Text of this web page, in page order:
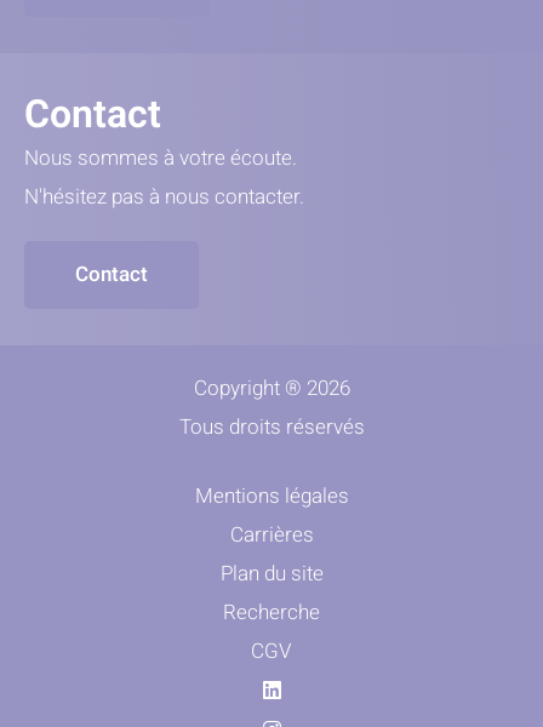
Contact
Nous sommes à votre écoute.
N'hésitez pas à nous contacter.
Contact
Copyright ® 2026
Tous droits réservés
Mentions légales
Carrières
Plan du site
Recherche
CGV
Linkedin